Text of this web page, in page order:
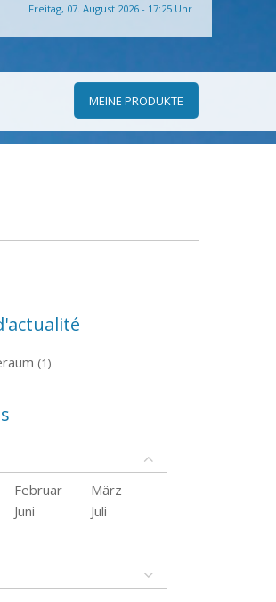
Freitag, 07. August 2026 - 17:25 Uhr
MEINE PRODUKTE
(1)
Februar
März
Juni
Juli